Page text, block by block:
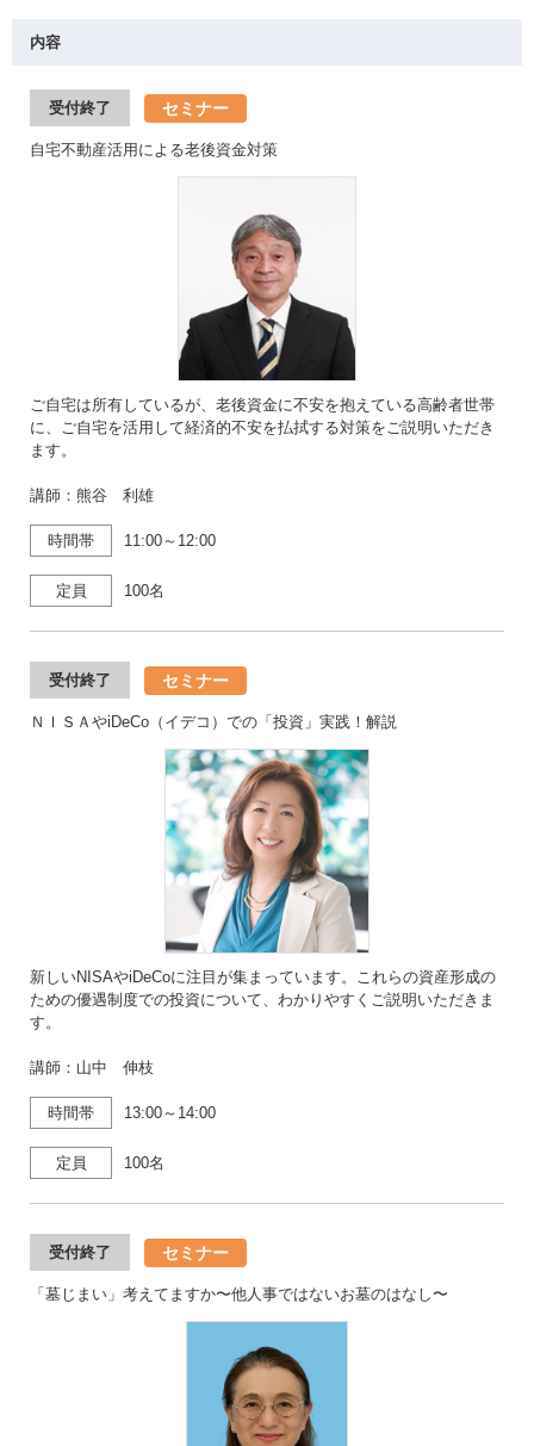
内容
受付終了 セミナー
自宅不動産活用による老後資金対策
ご自宅は所有しているが、老後資金に不安を抱えている高齢者世帯
に、ご自宅を活用して経済的不安を払拭する対策をご説明いただき
ます。
講師：熊谷 利雄
時間帯 11:00～12:00
定員 100名
受付終了 セミナー
ＮＩＳＡやiDeCo（イデコ）での「投資」実践！解説
新しいNISAやiDeCoに注目が集まっています。これらの資産形成の
ための優遇制度での投資について、わかりやすくご説明いただきま
す。
講師：山中 伸枝
時間帯 13:00～14:00
定員 100名
受付終了 セミナー
「墓じまい」考えてますか〜他人事ではないお墓のはなし〜